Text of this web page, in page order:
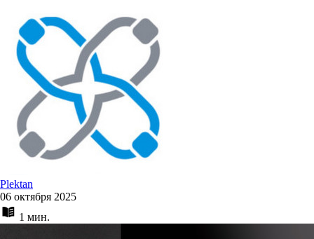
Plektan
06 октября 2025
1 мин.